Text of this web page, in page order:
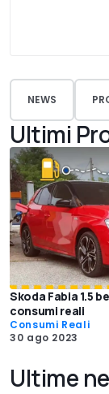
NEWS
Ultimi
Skoda Fabia 1.5
consumi reali
Consumi Reali
30 ago 2023
Ultime